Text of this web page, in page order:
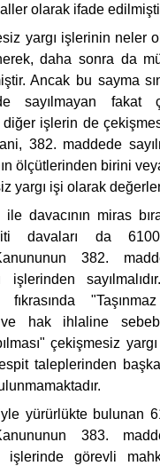
olarak ifade
yargı işlerinin neler
daha sonra da
Ancak bu sayma
sayılmayan fakat
diğer işlerin de
382. maddede
ölçütlerinden birini
yargı işi olarak
davacının miras
davaları da
382.
işlerinden
ve hak ihlaline
çekişmesiz
taleplerinden
yürürlükte bulunan
383.
işlerinde görevli